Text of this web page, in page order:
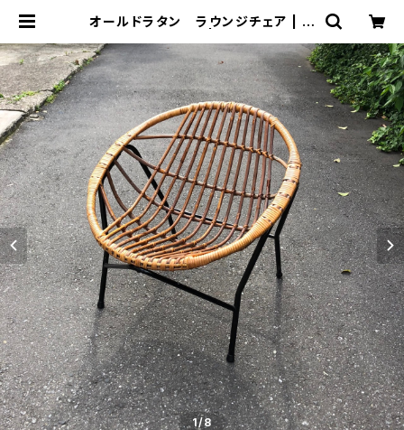
オールドラタン ラウンジチェア | ト
リサイクルショップ・古着
1/8